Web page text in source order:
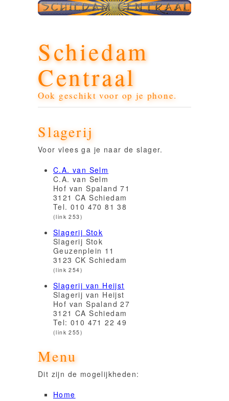
Schiedam
Centraal
Ook geschikt voor op je phone.
Slagerij
Voor vlees ga je naar de slager.
C.A. van Selm
C.A. van Selm
Hof van Spaland 71
3121 CA Schiedam
Tel. 010 470 81 38
(link 253)
Slagerij Stok
Slagerij Stok
Geuzenplein 11
3123 CK Schiedam
(link 254)
Slagerij van Heijst
Slagerij van Heijst
Hof van Spaland 27
3121 CA Schiedam
Tel: 010 471 22 49
(link 255)
Menu
Dit zijn de mogelijkheden:
Home